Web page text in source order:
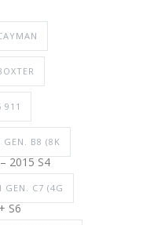
911
GEN. B8 (8K
2015 S4
GEN. C7 (4G
S6